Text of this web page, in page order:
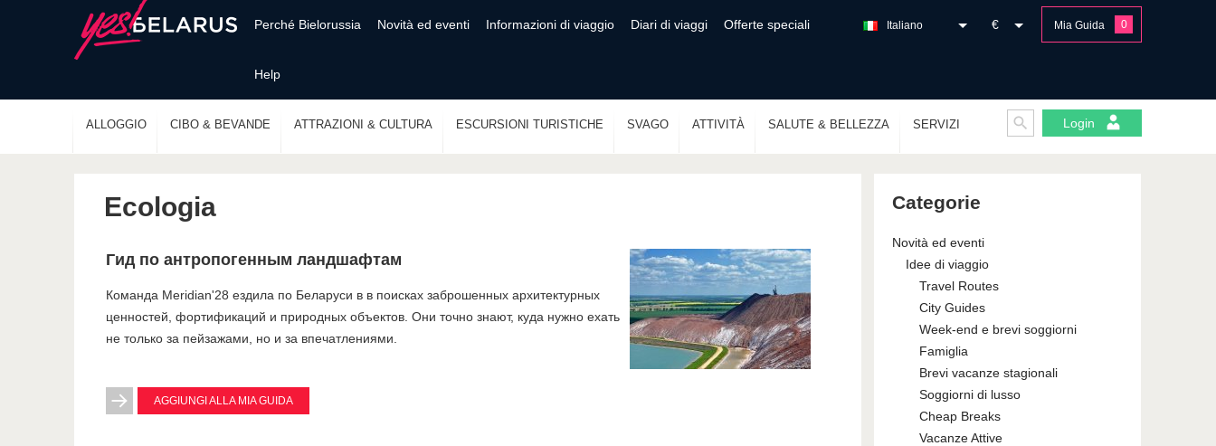
Perché Bielorussia Novità ed eventi Informazioni di viaggio Diari di viaggi Offerte speciali
Help
Mia Guida 0
€
Italiano
ALLOGGIO CIBO & BEVANDE ATTRAZIONI & CULTURA ESCURSIONI TURISTICHE SVAGO ATTIVITÀ SALUTE & BELLEZZA SERVIZI Login
Ecologia
Гид по антропогенным ландшафтам
Команда Meridian'28 ездила по Беларуси в в поисках заброшенных архитектурных
ценностей, фортификаций и природных объектов. Они точно знают, куда нужно ехать
не только за пейзажами, но и за впечатлениями.
AGGIUNGI ALLA MIA GUIDA
Categorie
Novità ed eventi
Idee di viaggio
Travel Routes
City Guides
Week-end e brevi soggiorni
Famiglia
Brevi vacanze stagionali
Soggiorni di lusso
Cheap Breaks
Vacanze Attive